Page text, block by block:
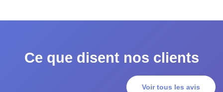
Ce que disent nos clients
Voir tous les avis